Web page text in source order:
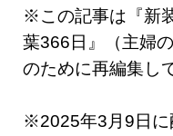
※この記事は『新
葉366日』（主婦
のために再編集し
※2025年3月9日に